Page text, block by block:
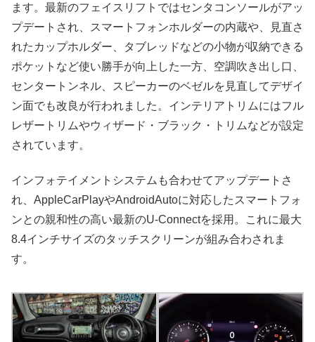
ます。最新のフェイスリフトではセンタコンソールがアッ
プデートされ、スマートフォンホルダーの内蔵や、見直さ
れたカップホルダー、タブレッドなどの小物が収納できる
ポケットなど使い勝手が向上した一方、空調吹き出し口、
センタートンネル、スピーカーのベゼルを見直してデザイ
ン面でも改良が行われました。インテリアトリムにはフル
レザートリムやウィザード・ブラック・トリムなどが設定
されています。
インフォテイメントシステムも合わせてアップデートさ
れ、AppleCarPlayやAndroidAutoに対応したスマートフォ
ンとの親和性の高い最新のU-Connectを採用。これに最大
8.4インチサイズのタッチスクリーンが組み合わされま
す。